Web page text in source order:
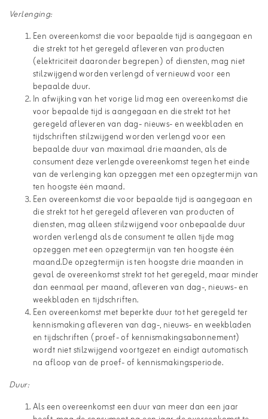
Verlenging:
Een overeenkomst die voor bepaalde tijd is aangegaan en
die strekt tot het geregeld afleveren van producten
(elektriciteit daaronder begrepen) of diensten, mag niet
stilzwijgend worden verlengd of vernieuwd voor een
bepaalde duur.
In afwijking van het vorige lid mag een overeenkomst die
voor bepaalde tijd is aangegaan en die strekt tot het
geregeld afleveren van dag- nieuws- en weekbladen en
tijdschriften stilzwijgend worden verlengd voor een
bepaalde duur van maximaal drie maanden, als de
consument deze verlengde overeenkomst tegen het einde
van de verlenging kan opzeggen met een opzegtermijn van
ten hoogste één maand.
Een overeenkomst die voor bepaalde tijd is aangegaan en
die strekt tot het geregeld afleveren van producten of
diensten, mag alleen stilzwijgend voor onbepaalde duur
worden verlengd als de consument te allen tijde mag
opzeggen met een opzegtermijn van ten hoogste één
maand.De opzegtermijn is ten hoogste drie maanden in
geval de overeenkomst strekt tot het geregeld, maar minder
dan eenmaal per maand, afleveren van dag-, nieuws- en
weekbladen en tijdschriften.
Een overeenkomst met beperkte duur tot het geregeld ter
kennismaking afleveren van dag-, nieuws- en weekbladen
en tijdschriften (proef- of kennismakingsabonnement)
wordt niet stilzwijgend voortgezet en eindigt automatisch
na afloop van de proef- of kennismakingsperiode.
Duur:
Als een overeenkomst een duur van meer dan een jaar